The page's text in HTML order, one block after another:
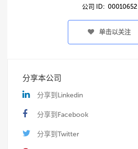
公司 ID: 00010652
单击以关注
分享本公司
分享到Linkedin
分享到Facebook
分享到Twitter